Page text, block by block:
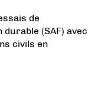
de
(SAF) avec
civils en